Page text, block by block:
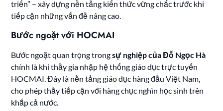
triển” – xây dựng nền tảng kiến thức vững chắc trước khi
tiếp cận những vấn đề nâng cao.
Bước ngoặt với HOCMAI
Bước ngoặt quan trọng trongsự nghiệp của Đỗ Ngọc Hà
chính là khi thầy gia nhập hệ thống giáo dục trực tuyến
HOCMAI. Đây là nền tảng giáo dục hàng đầu Việt Nam,
cho phép thầy tiếp cận với hàng chục nghìn học sinh trên
khắp cả nước.